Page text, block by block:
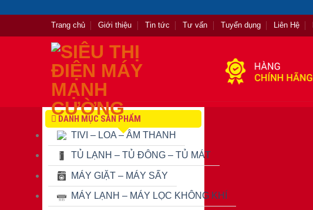
content
Trang chủ Giới thiệu Tin tức Tư vấn Tuyển dụng Liên Hệ
DANH MỤC SẢN PHẨM
TIVI – LOA – ÂM THANH
TỦ LẠNH – TỦ ĐÔNG – TỦ MÁT
MÁY GIẶT – MÁY SẤY
MÁY LẠNH – MÁY LỌC KHÔNG KHÍ